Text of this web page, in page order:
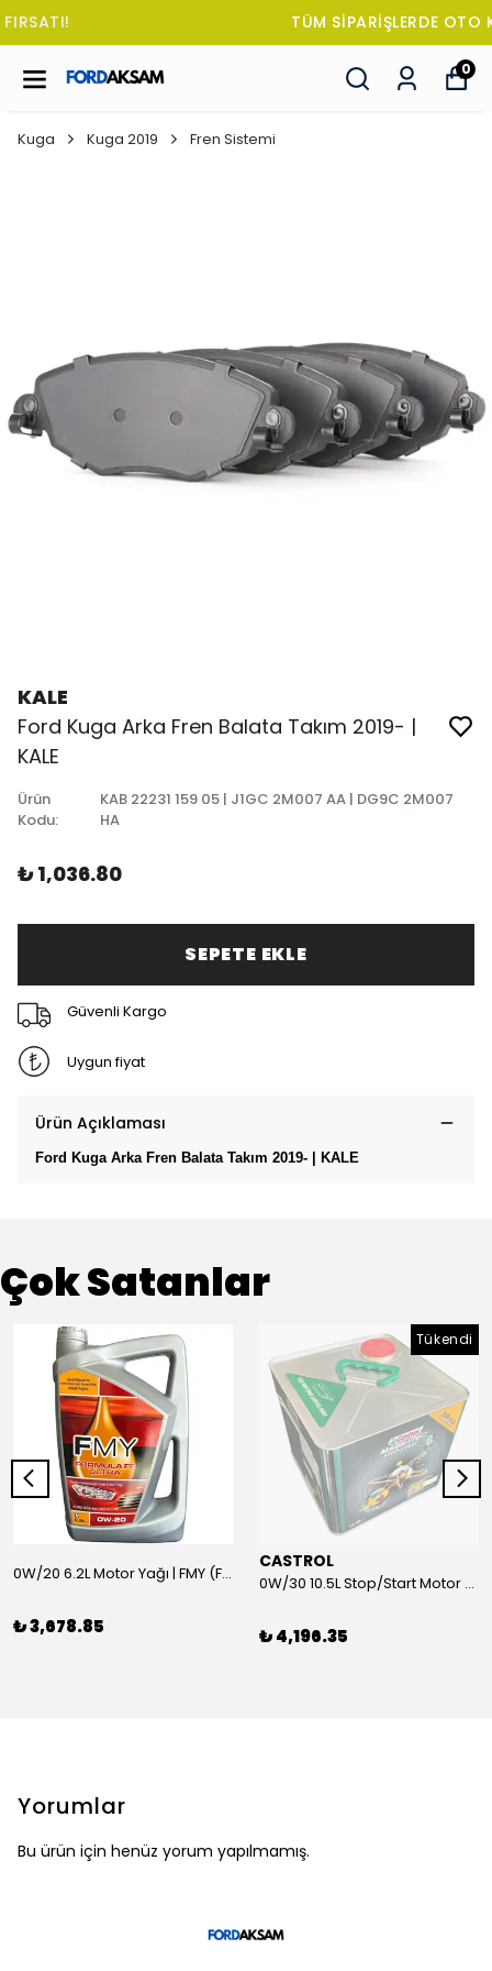
TÜM SİPARİŞLERDE OTO KOKUSU HEDİYE!
0
Kuga Kuga 2019 Fren Sistemi
KALE
Ford Kuga Arka Fren Balata Takım 2019- |
KALE
Ürün
Kodu:
KAB 22231 159 05 | J1GC 2M007 AA | DG9C 2M007
HA
₺ 1,036.80
SEPETE EKLE
Güvenli Kargo
Uygun fiyat
Ürün Açıklaması
Ford Kuga Arka Fren Balata Takım 2019- | KALE
Çok Satanlar
0W/20 6.2L Motor Yağı | FMY (Ford Motor Yağları)
₺ 3,678.85
Tükendi
CASTROL
0W/30 10.5L Stop/Start Motor Yağı | CASTROL
₺ 4,196.35
Yorumlar
Bu ürün için henüz yorum yapılmamış.